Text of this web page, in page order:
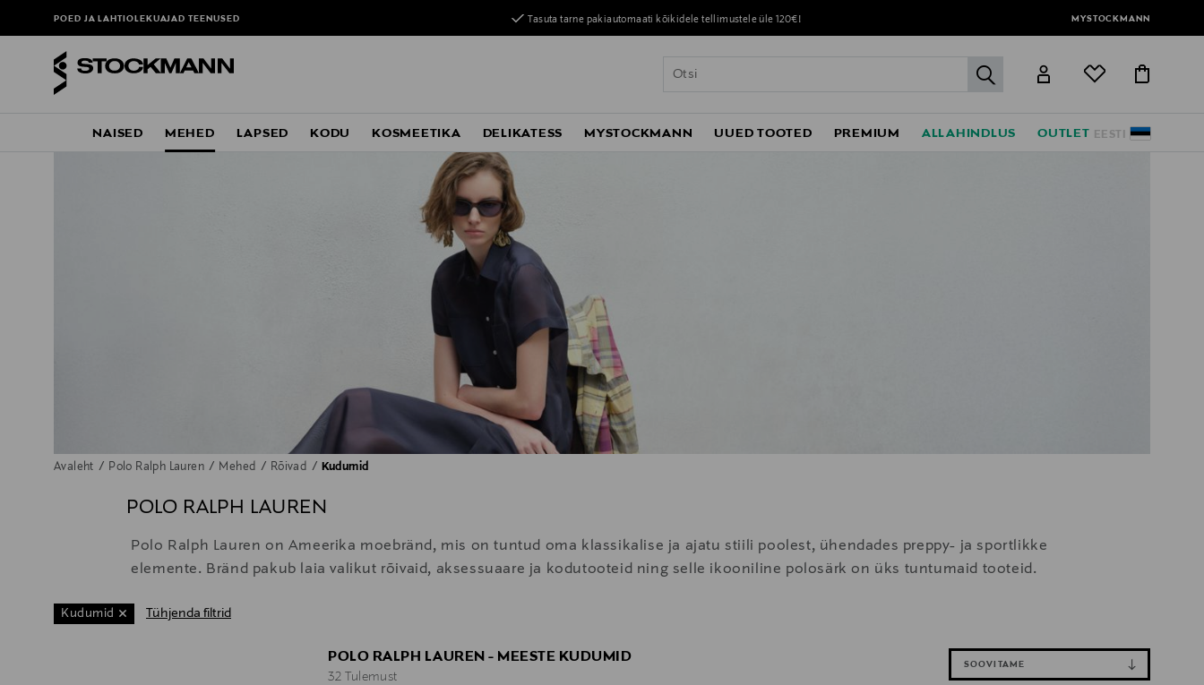
POED JA LAHTIOLEKUAJADTEENUSED Tasuta tarne pakiautomaati kõikidele tellimustele üle 120€! MYSTOCKMANN
label.header.go
EESTI
NAISED MEHED LAPSED KODU KOSMEETIKA DELIKATESS MYSTOCKMANN UUED TOOTED PREMIUM ALLAHINDLUS OUTLET
Avaleht Polo Ralph Lauren Mehed Rõivad Kudumid
POLO RALPH LAUREN
Polo Ralph Lauren on Ameerika moebränd, mis on tuntud oma klassikalise ja ajatu stiili poolest, ühendades preppy- ja sportlikke
elemente. Bränd pakub laia valikut rõivaid, aksessuaare ja kodutooteid ning selle ikooniline polosärk on üks tuntumaid tooteid.
Kudumid Tühjenda filtrid
POLO RALPH LAUREN - MEESTE KUDUMID
32 Tulemust
SOOVITAME